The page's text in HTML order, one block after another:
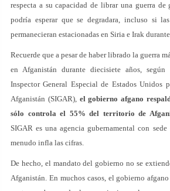
respecta a su capacidad de librar una guerra de
podría esperar que se degradara, incluso si las
permanecieran estacionadas en Siria e Irak
Recuerde que a pesar de haber librado la guerra
en Afganistán durante diecisiete años,
Inspector General Especial de Estados Unidos
Afganistán (SIGAR), el gobierno afgano
sólo controla el 55% del territorio de
SIGAR es una agencia gubernamental con
menudo infla las cifras.
De hecho, el mandato del gobierno no se
Afganistán. En muchos casos, el gobierno